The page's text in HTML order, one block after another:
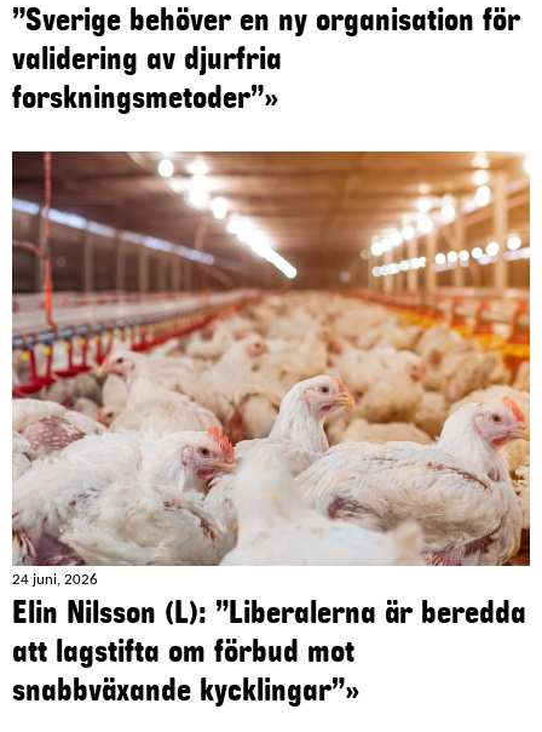
”Sverige behöver en ny organisation för
validering av djurfria
forskningsmetoder”»
24 juni, 2026
Elin Nilsson (L): ”Liberalerna är beredda
att lagstifta om förbud mot
snabbväxande kycklingar”»